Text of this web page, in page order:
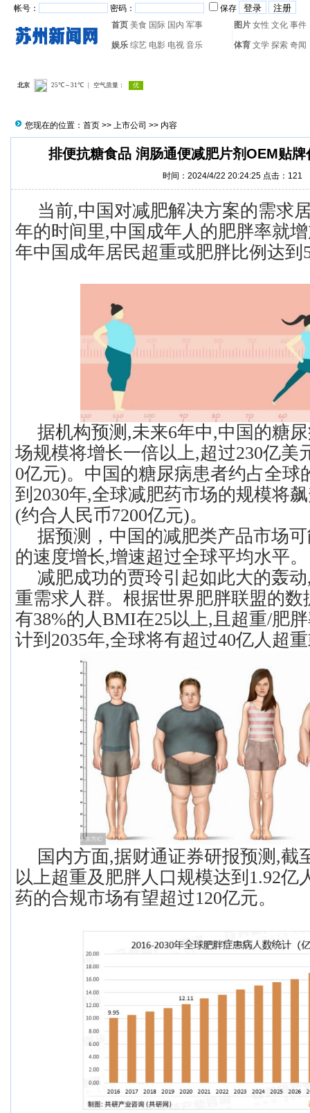
帐号： 密码：
保存
首页 美食 国际 国内 军事 图片 女性 文化 事件
娱乐 综艺 电影 电视 音乐 体育 文学 探索 奇闻
您现在的位置： 首页 >> 上市公司 >> 内容
排便抗糖食品 润肠通便减肥片剂OEM贴
时间：2024/4/22 20:24:25 点击： 121
当前,中国对减肥解决方案的需求
年的时间里,中国成年人的肥胖率就
年中国成年居民超重或肥胖比例达到
据机构预测,未来6年中,中国的糖
场规模将增长一倍以上,超过230亿美
0亿元)。中国的糖尿病患者约占全球
到2030年,全球减肥药市场的规模将
(约合人民币7200亿元)。
据预测，中国的减肥类产品市场
的速度增长,增速超过全球平均水平。
减肥成功的贾玲引起如此大的轰
重需求人群。根据世界肥胖联盟的数
有38%的人BMI在25以上,且超重/肥
计到2035年,全球将有超过40亿人超
国内方面,据财通证券研报预测,截
以上超重及肥胖人口规模达到1.92亿
药的合规市场有望超过120亿元。